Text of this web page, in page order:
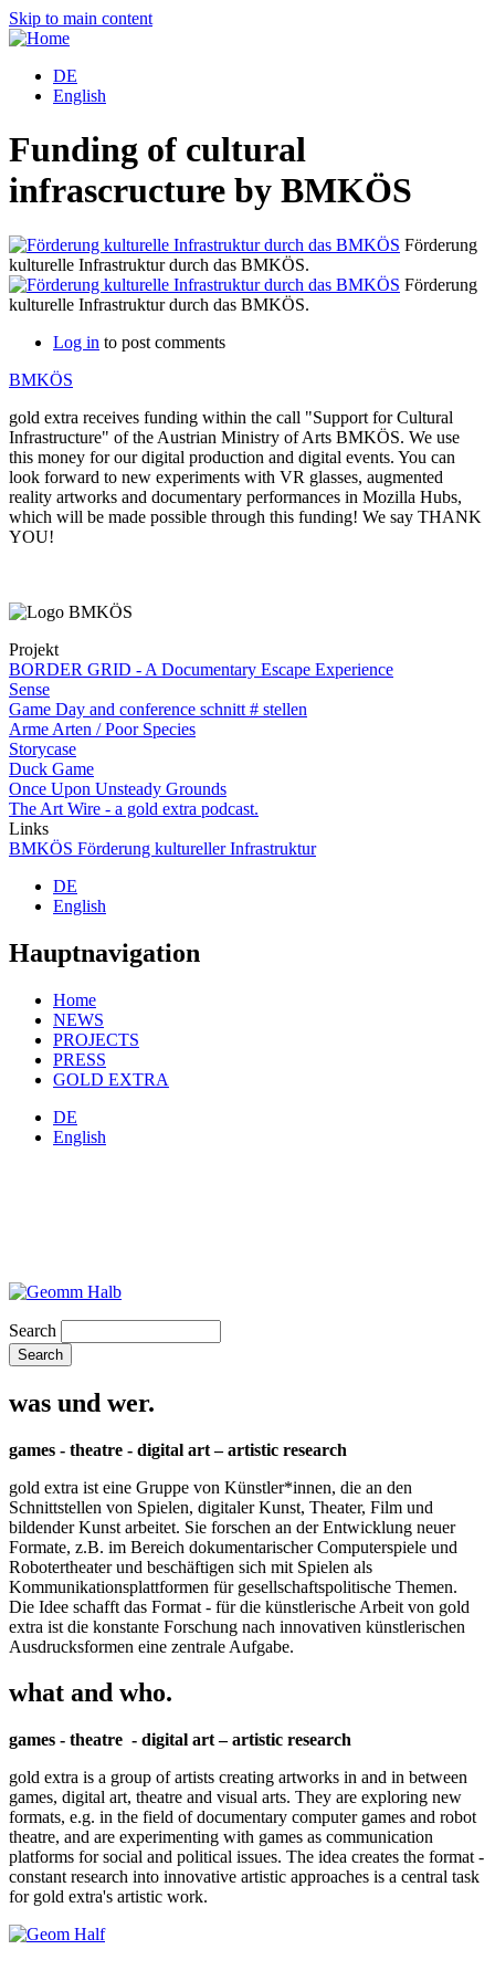
Skip to main content
DE
English
Funding of cultural
infrascructure by BMKÖS
Förderung
kulturelle Infrastruktur durch das BMKÖS.
Förderung
kulturelle Infrastruktur durch das BMKÖS.
Log in to post comments
BMKÖS
gold extra receives funding within the call "Support for Cultural
Infrastructure" of the Austrian Ministry of Arts BMKÖS. We use
this money for our digital production and digital events. You can
look forward to new experiments with VR glasses, augmented
reality artworks and documentary performances in Mozilla Hubs,
which will be made possible through this funding! We say THANK
YOU!
Projekt
BORDER GRID - A Documentary Escape Experience
Sense
Game Day and conference schnitt # stellen
Arme Arten / Poor Species
Storycase
Duck Game
Once Upon Unsteady Grounds
The Art Wire - a gold extra podcast.
Links
BMKÖS Förderung kultureller Infrastruktur
DE
English
Hauptnavigation
Home
NEWS
PROJECTS
PRESS
GOLD EXTRA
DE
English
Search
was und wer.
games - theatre - digital art – artistic research
gold extra ist eine Gruppe von Künstler*innen, die an den
Schnittstellen von Spielen, digitaler Kunst, Theater, Film und
bildender Kunst arbeitet. Sie forschen an der Entwicklung neuer
Formate, z.B. im Bereich dokumentarischer Computerspiele und
Robotertheater und beschäftigen sich mit Spielen als
Kommunikationsplattformen für gesellschaftspolitische Themen.
Die Idee schafft das Format - für die künstlerische Arbeit von gold
extra ist die konstante Forschung nach innovativen künstlerischen
Ausdrucksformen eine zentrale Aufgabe.
what and who.
games - theatre - digital art – artistic research
gold extra is a group of artists creating artworks in and in between
games, digital art, theatre and visual arts. They are exploring new
formats, e.g. in the field of documentary computer games and robot
theatre, and are experimenting with games as communication
platforms for social and political issues. The idea creates the format -
constant research into innovative artistic approaches is a central task
for gold extra's artistic work.